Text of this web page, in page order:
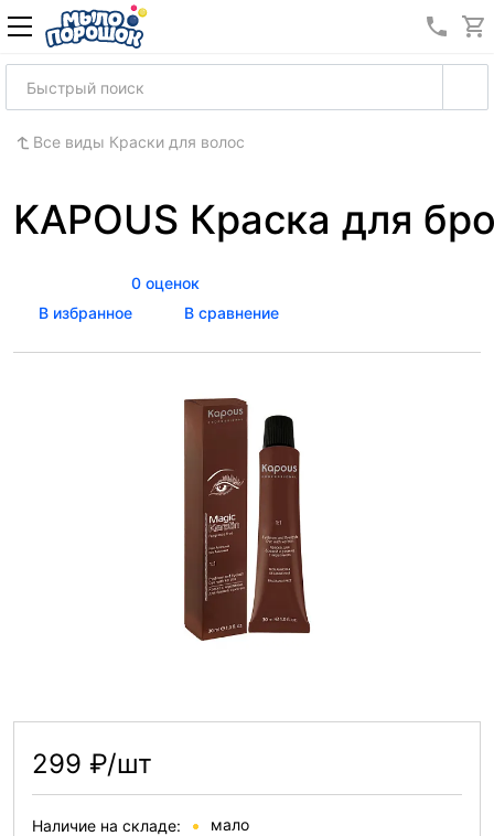
8
Все виды Краски для волос
KAPOUS Краска для
0 оценок
В избранное
В сравнение
299 ₽/шт
Наличие на складе: мало